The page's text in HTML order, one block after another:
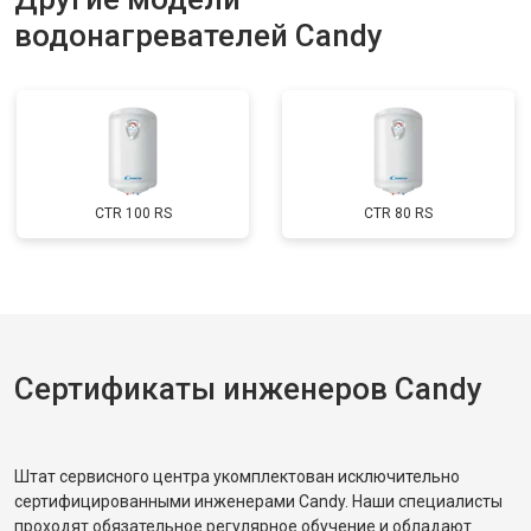
(восстановление)
Замена платы управления от 3900 ₽
водонагревателей Candy
CTR 100 RS CTR 80 RS
Сертификаты инженеров Candy
Штат сервисного центра укомплектован исключительно
сертифицированными инженерами Candy. Наши специалисты
проходят обязательное регулярное обучение и обладают